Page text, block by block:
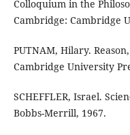
Colloquium in the
Cambridge: Cambridge
PUTNAM, Hilary.
Cambridge University
SCHEFFLER, Israel.
Bobbs-Merrill, 1967.